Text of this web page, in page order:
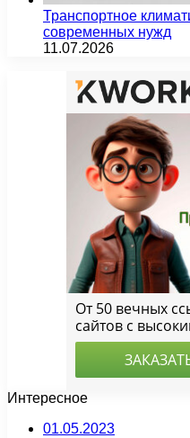
Транспортное
современных нужд
11.07.2026
Интересное
01.05.2023